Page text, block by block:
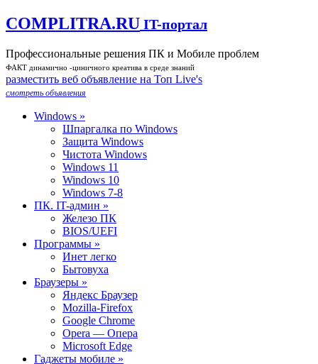
COMPLITRA.RU IT-портал
Профессиональные решения ПК и Мобиле проблем
ФАКТ динамично -циничного креатива в среде знаний
разместить веб объявление на Toп Live's
смотреть объявления
Windows »
Шпаргалка по Windows
Защита Windows
Чистота Windows
Windows 11
Windows 10
Windows 7-8
ПК. IT-админ »
Железо ПК
BIOS/UEFI
Программы »
Инет легко
Бытовуха
Браузеры »
Яндекс Браузер
Mozilla-Firefox
Google Chrome
Opera — Опера
Microsoft Edge
Гаджеты мобиле »